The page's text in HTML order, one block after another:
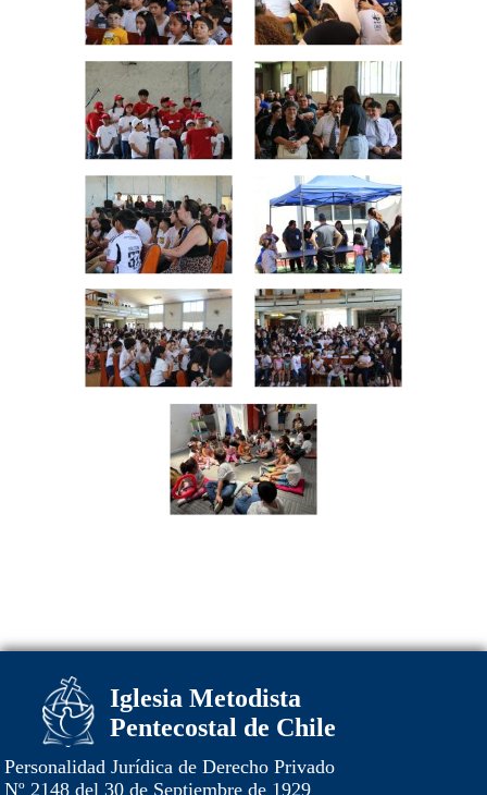
Iglesia Metodista
Pentecostal de Chile
Personalidad Jurídica de Derecho Privado
Nº 2148 del 30 de Septiembre de 1929